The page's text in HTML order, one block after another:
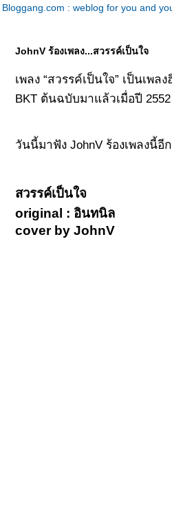
Bloggang.com : weblog for you and
JohnV ร้องเพลง...สวรรค์เป็นใจ
เพลง “สวรรค์เป็นใจ” เป็นเพ
BKT ต้นฉบับมาแล้วเมื่อปี 2552
วันนี้มาฟัง JohnV ร้องเพลงนี้
สวรรค์เป็นใจ
original : อินทนิล
cover by JohnV